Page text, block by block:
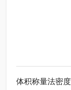
体积称量法密